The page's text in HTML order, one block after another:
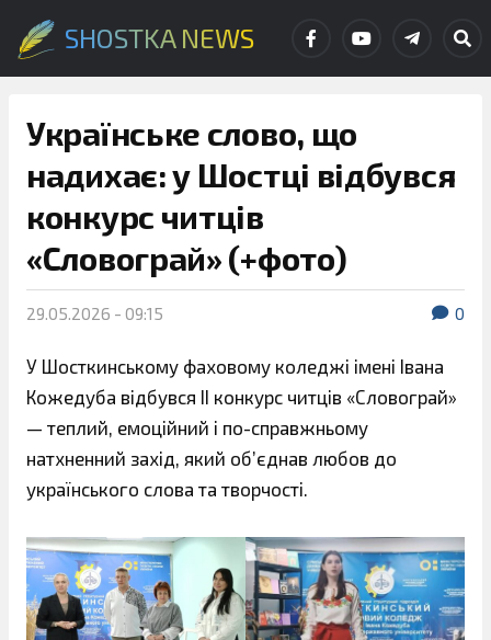
SHOSTKA NEWS
Українське слово, що
надихає: у Шостці відбувся
конкурс читців
«Словограй» (+фото)
29.05.2026 - 09:15 0
У Шосткинському фаховому коледжі імені Івана
Кожедуба відбувся ІІ конкурс читців «Словограй»
— теплий, емоційний і по-справжньому
натхненний захід, який об’єднав любов до
українського слова та творчості.